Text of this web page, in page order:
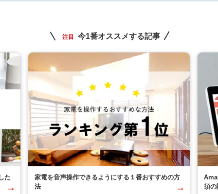
注目 今1番オススメする記事
た
家電を音声操作できるようにする１番おすすめの方
法
須の